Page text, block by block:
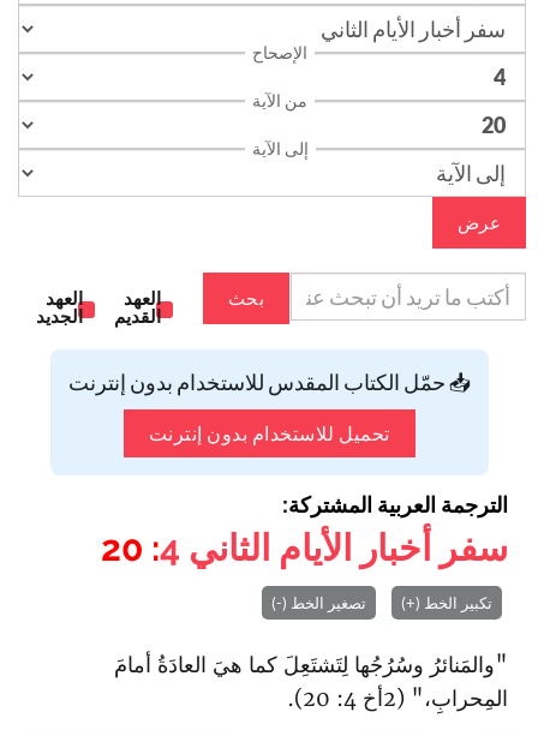
الإصحاح
من الآية
إلى الآية
عرض
بحث
العهد
القديم
العهد
الجديد
📥 حمّل الكتاب المقدس للاستخدام بدون إنترنت
تحميل للاستخدام بدون إنترنت
الترجمة العربية المشتركة:
سفر أخبار الأيام الثاني 4
: 20
تكبير الخط (+) تصغير الخط (-)
"والمَنائرُ وسُرُجُها لِتَشتَعِلَ كما هيَ العادَةُ أمامَ
المِحرابِ،" (2أخ 4: 20).